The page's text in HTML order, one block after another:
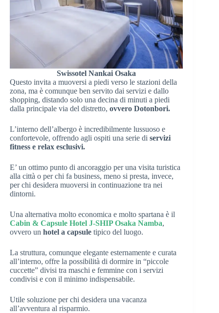
Swissotel Nankai Osaka
Questo invita a muoversi a piedi verso le stazioni della
zona, ma è comunque ben servito dai servizi e dallo
shopping, distando solo una decina di minuti a piedi
dalla principale via del distretto, ovvero Dotonbori.
L’interno dell’albergo è incredibilmente lussuoso e
confortevole, offrendo agli ospiti una serie di servizi
fitness e relax esclusivi.
E’ un ottimo punto di ancoraggio per una visita turistica
alla città o per chi fa business, meno si presta, invece,
per chi desidera muoversi in continuazione tra nei
dintorni.
Una alternativa molto economica e molto spartana è il
Cabin & Capsule Hotel J-SHIP Osaka Namba,
ovvero un hotel a capsule tipico del luogo.
La struttura, comunque elegante esternamente e curata
all’interno, offre la possibilità di dormire in “piccole
cuccette” divisi tra maschi e femmine con i servizi
condivisi e con il minimo indispensabile.
Utile soluzione per chi desidera una vacanza
all’avventura al risparmio.